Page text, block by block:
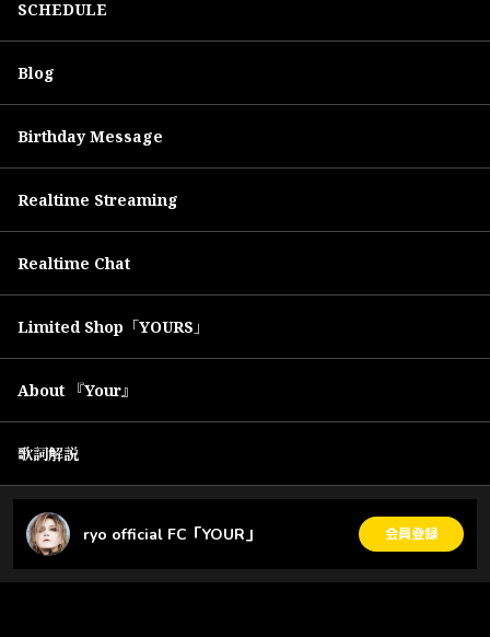
SCHEDULE
Blog
Birthday Message
Realtime Streaming
Realtime Chat
Limited Shop「YOURS」
About 『Your』
歌詞解説
ryo official FC「YOUR」 会員登録